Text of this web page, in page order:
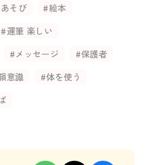
そび
#絵本
#運筆 楽しい
#メッセージ
#保護者
意識
#体を使う